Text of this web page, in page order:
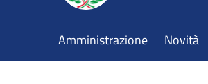
Amministrazione Novità